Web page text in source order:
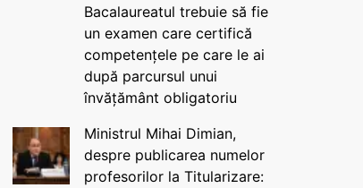
Bacalaureatul trebuie să fie
un examen care certifică
competențele pe care le ai
după parcursul unui
învățământ obligatoriu
Ministrul Mihai Dimian,
despre publicarea numelor
profesorilor la Titularizare: